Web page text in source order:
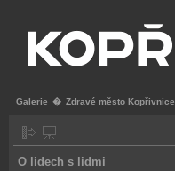
Galerie � Zdravé město Kopřivnice
O lidech s lidmi